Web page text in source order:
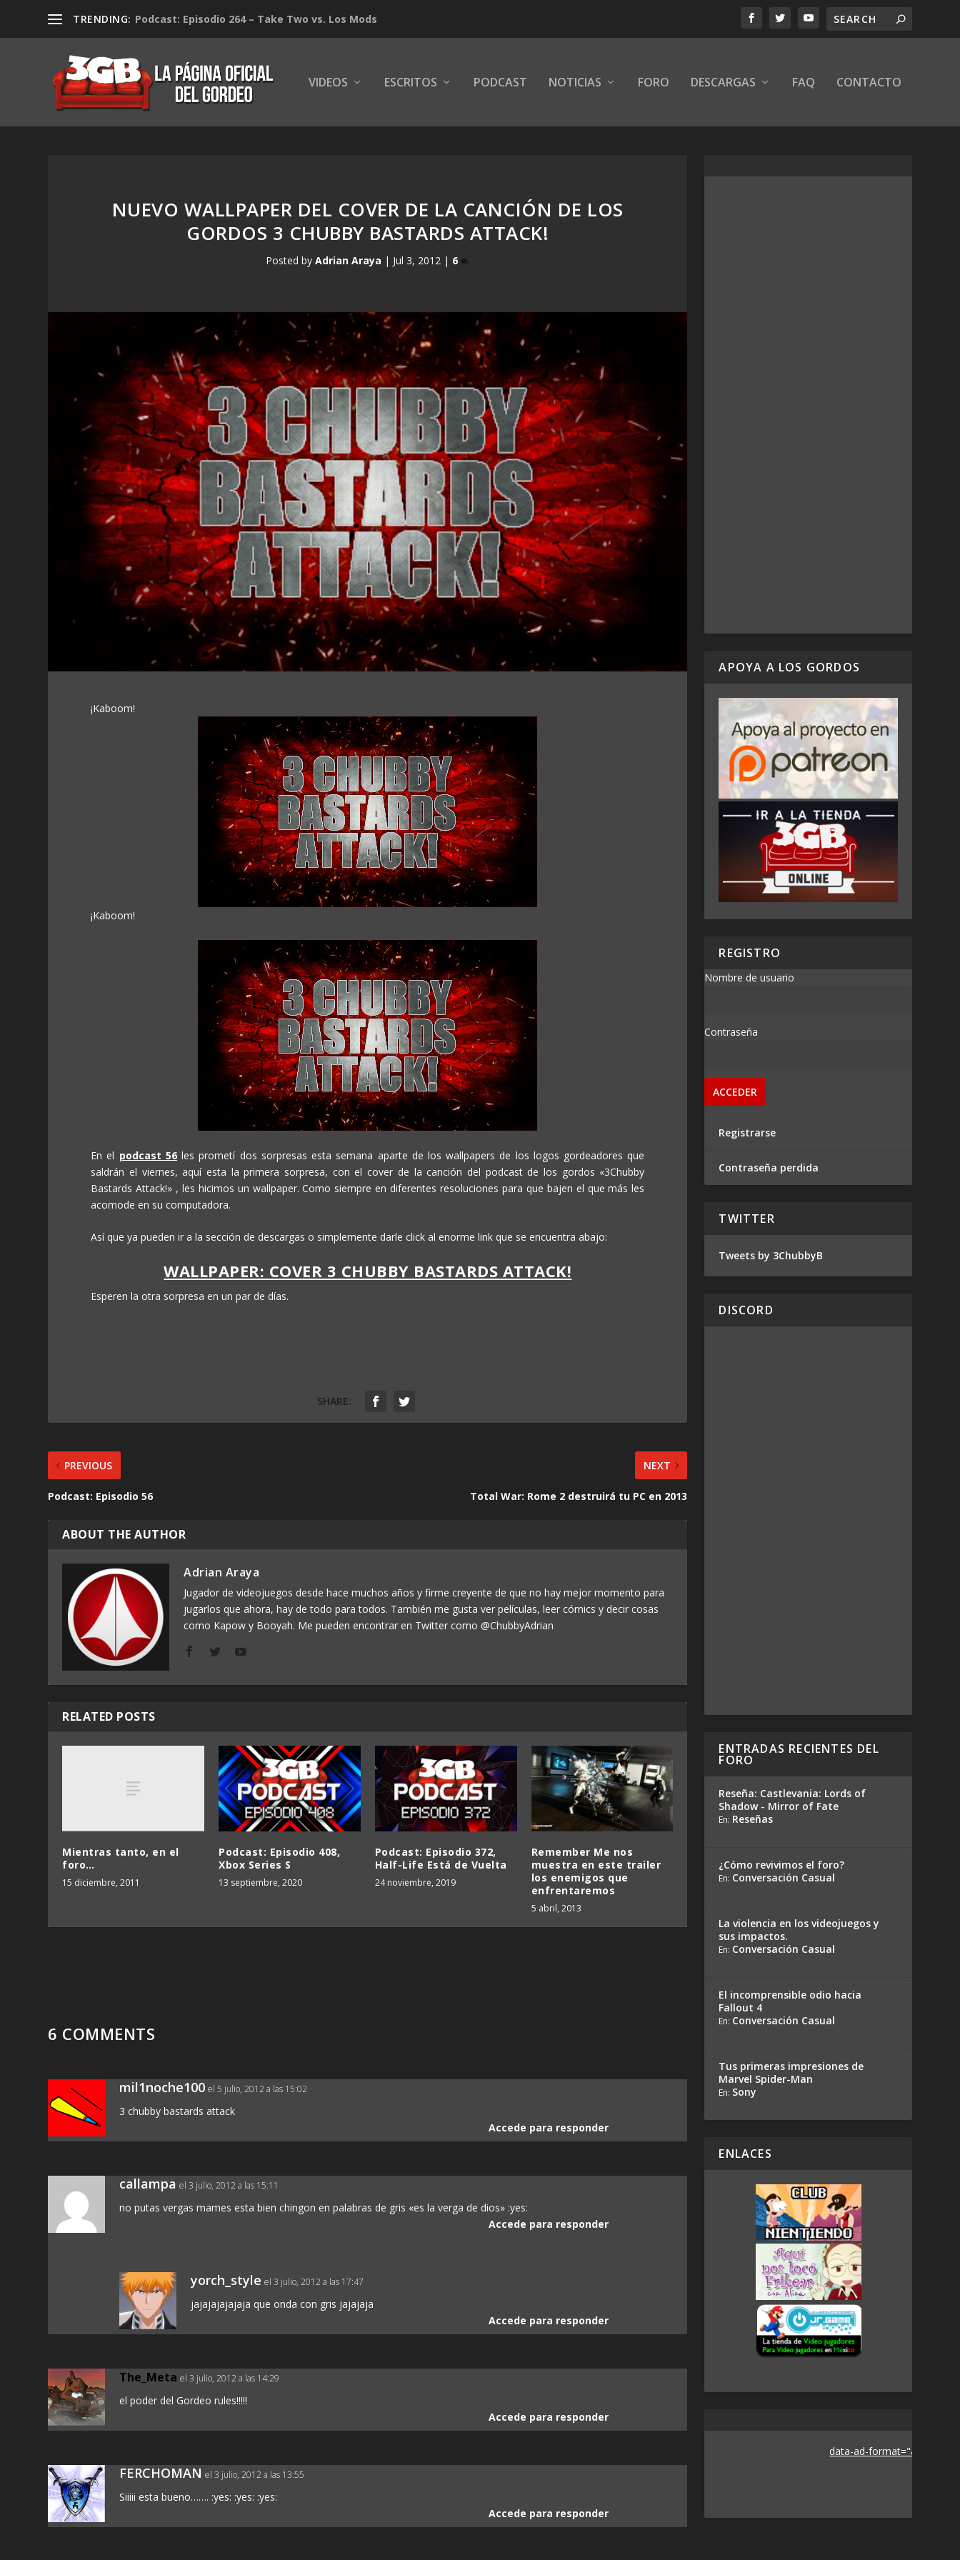
TRENDING: Podcast: Episodio 264 – Take Two vs. Los Mods
VIDEOS ESCRITOS PODCAST NOTICIAS FORO DESCARGAS FAQ CONTACTO
NUEVO WALLPAPER DEL COVER DE LA CANCIÓN DE LOS
GORDOS 3 CHUBBY BASTARDS ATTACK!
Posted byAdrian Araya | Jul 3, 2012 | 6
¡Kaboom!
¡Kaboom!
En el podcast 56les prometí dos sorpresas esta semana aparte de los wallpapers de los logos gordeadores que
saldrán el viernes, aquí esta la primera sorpresa, con el cover de la canción del podcast de los gordos «3Chubby
Bastards Attack!» , les hicimos un wallpaper. Como siempre en diferentes resoluciones para que bajen el que más les
acomode en su computadora.
Así que ya pueden ir a la sección de descargas o simplemente darle click al enorme link que se encuentra abajo:
WALLPAPER: COVER 3 CHUBBY BASTARDS ATTACK!
Esperen la otra sorpresa en un par de días.
SHARE:
PREVIOUS
Podcast: Episodio 56
NEXT
Total War: Rome 2 destruirá tu PC en 2013
ABOUT THE AUTHOR
Adrian Araya
Jugador de videojuegos desde hace muchos años y firme creyente de que no hay mejor momento para
jugarlos que ahora, hay de todo para todos. También me gusta ver películas, leer cómics y decir cosas
como Kapow y Booyah. Me pueden encontrar en Twitter como @ChubbyAdrian
RELATED POSTS
Mientras tanto, en el
foro…
15 diciembre, 2011
Podcast: Episodio 408,
Xbox Series S
13 septiembre, 2020
Podcast: Episodio 372,
Half-Life Está de Vuelta
24 noviembre, 2019
Remember Me nos
muestra en este trailer
los enemigos que
enfrentaremos
5 abril, 2013
6 COMMENTS
mil1noche100 el 5 julio, 2012 a las 15:02
3 chubby bastards attack
Accede para responder
callampa el 3 julio, 2012 a las 15:11
no putas vergas mames esta bien chingon en palabras de gris «es la verga de dios» :yes:
Accede para responder
yorch_style el 3 julio, 2012 a las 17:47
jajajajajajaja que onda con gris jajajaja
Accede para responder
The_Meta el 3 julio, 2012 a las 14:29
el poder del Gordeo rules!!!!!
Accede para responder
FERCHOMAN el 3 julio, 2012 a las 13:55
Siiiii esta bueno……. :yes: :yes: :yes:
Accede para responder
APOYA A LOS GORDOS
REGISTRO
Nombre de usuario
Contraseña
Registrarse
Contraseña perdida
TWITTER
Tweets by 3ChubbyB
DISCORD
ENTRADAS RECIENTES DEL
FORO
Reseña: Castlevania: Lords of
Shadow - Mirror of Fate
En: Reseñas
¿Cómo revivimos el foro?
En: Conversación Casual
La violencia en los videojuegos y
sus impactos.
En: Conversación Casual
El incomprensible odio hacia
Fallout 4
En: Conversación Casual
Tus primeras impresiones de
Marvel Spider-Man
En: Sony
ENLACES
data-ad-format="auto">